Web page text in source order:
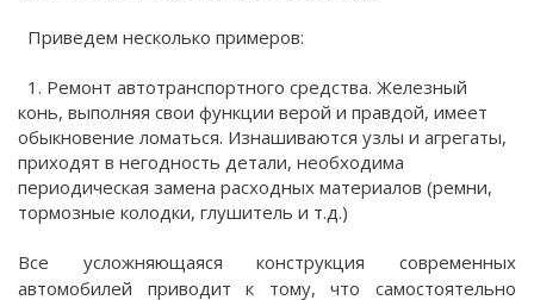
Приведем несколько примеров:
1. Ремонт автотранспортного средства. Железный
конь, выполняя свои функции верой и правдой, имеет
обыкновение ломаться. Изнашиваются узлы и агрегаты,
приходят в негодность детали, необходима
периодическая замена расходных материалов (ремни,
тормозные колодки, глушитель и т.д.)
Все усложняющаяся конструкция современных
автомобилей приводит к тому, что самостоятельно